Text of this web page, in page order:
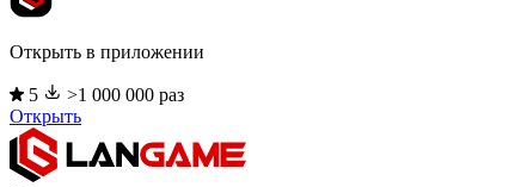
Открыть в приложении
5
>1 000 000 раз
Открыть